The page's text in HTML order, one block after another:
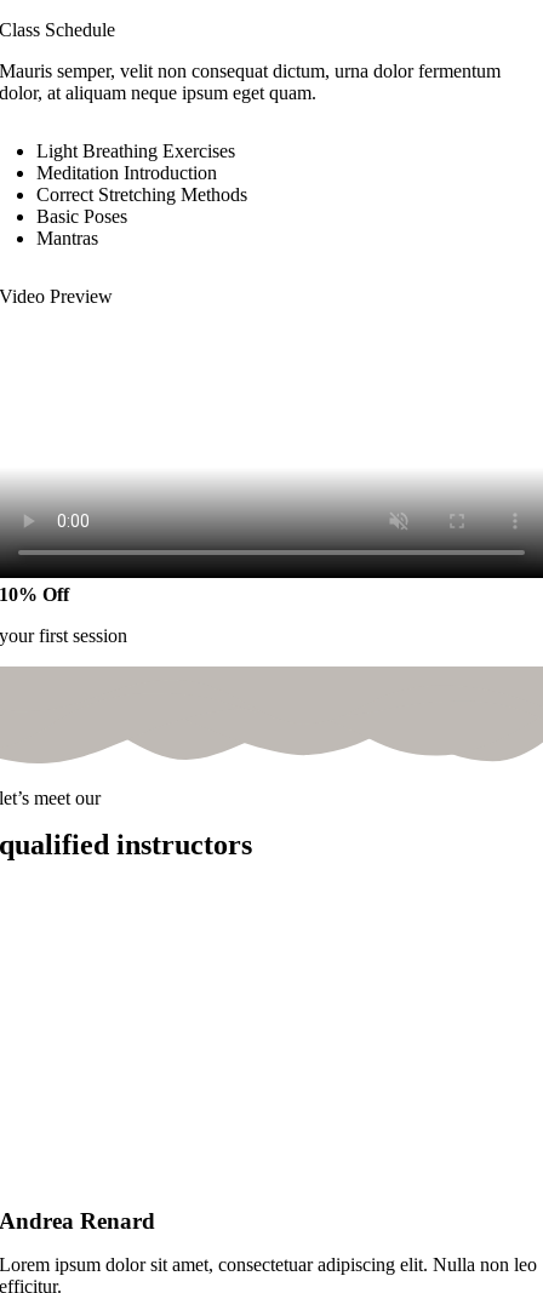
Class Schedule
Mauris semper, velit non consequat dictum, urna dolor fermentum
dolor, at aliquam neque ipsum eget quam.
Light Breathing Exercises
Meditation Introduction
Correct Stretching Methods
Basic Poses
Mantras
Video Preview
10% Off
your first session
let’s meet our
qualified instructors
Andrea Renard
Lorem ipsum dolor sit amet, consectetuar adipiscing elit. Nulla non leo
efficitur.